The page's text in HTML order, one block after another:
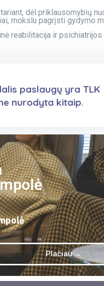
dėl priklausomybių
mokslu pagrįsti gydymo
reabilitacija ir
paslaugų yra TLK
nurodyta kitaip.
Plačiau →